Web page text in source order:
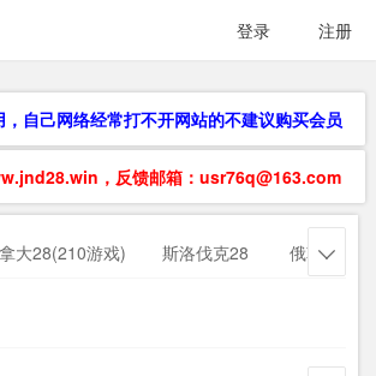
登录 注册
自己网络经常打不开网站的不建议购买会员
，反馈邮箱：usr76q@163.com
大28(210游戏) 斯洛伐克28 俄勒冈28
